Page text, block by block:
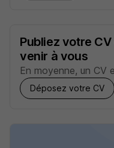
Publiez votre
venir à vous
En moyenne, un CV
Déposez votre CV